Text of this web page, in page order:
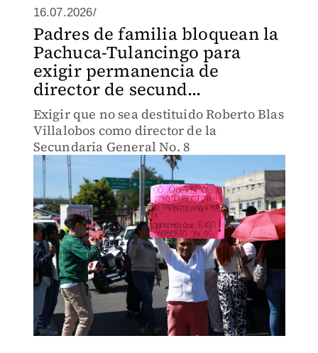
16.07.2026/
Padres de familia bloquean la
Pachuca-Tulancingo para
exigir permanencia de
director de secund...
Exigir que no sea destituido Roberto Blas
Villalobos como director de la
Secundaria General No. 8